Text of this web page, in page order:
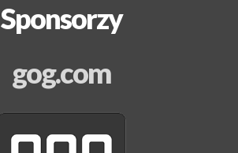
Sponsorzy
gog.com